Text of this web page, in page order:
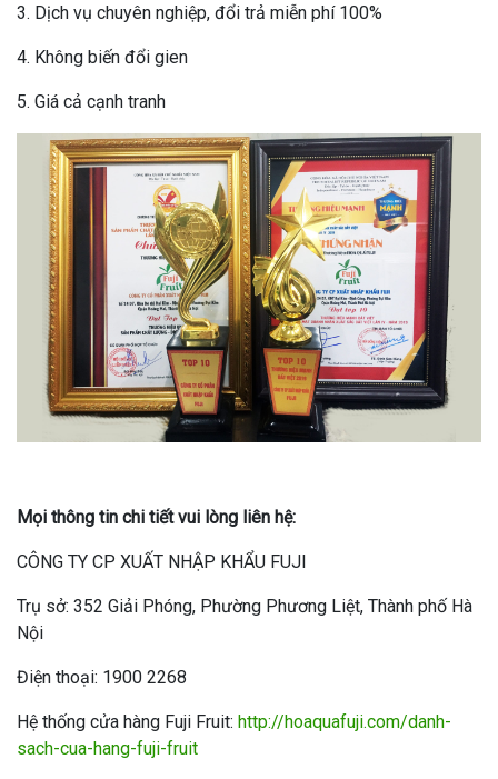
3. Dịch vụ chuyên nghiệp, đổi trả miễn phí 100%
4. Không biến đổi gien
5. Giá cả cạnh tranh
Mọi thông tin chi tiết vui lòng liên hệ:
CÔNG TY CP XUẤT NHẬP KHẨU FUJI
Trụ sở: 352 Giải Phóng, Phường Phương Liệt, Thành phố Hà
Nội
Điện thoại: 1900 2268
Hệ thống cửa hàng Fuji Fruit: http://hoaquafuji.com/danh-
sach-cua-hang-fuji-fruit